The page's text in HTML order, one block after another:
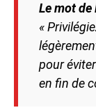
Le mot de
«
pour
en fin de